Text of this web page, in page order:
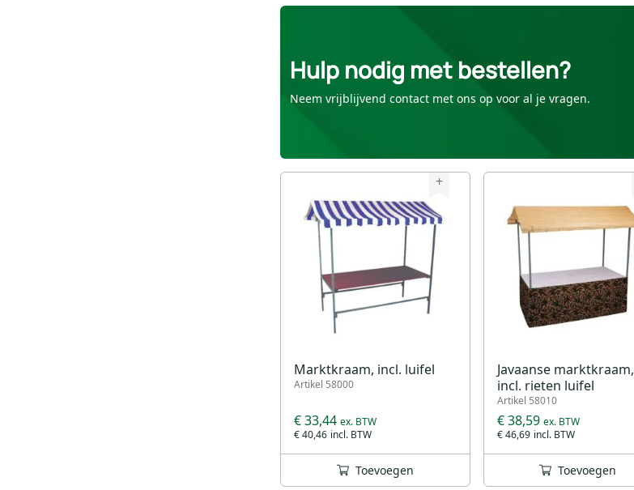
Hulp nodig met bestellen?
Neem vrijblijvend contact met ons op voor al je vragen.
+
Marktkraam, incl. luifel
Artikel 58000
€ 40,46
€ 33,44
Toevoegen
Javaanse marktkraam,
incl. rieten luifel
Artikel 58010
€ 46,69
€ 38,59
Toevoegen